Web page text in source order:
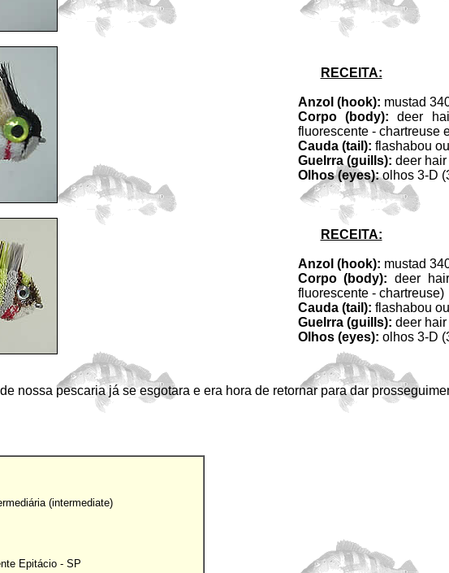
RECEITA:
Anzol (hook): mustad
Corpo (body): deer
fluorescente - chartreuse
Cauda (tail): flashabou
Guelrra (guills): deer
Olhos (eyes):olhos 3-D
RECEITA:
Anzol (hook): mustad
Corpo (body): deer
fluorescente - chartreuse)
Cauda (tail): flashabou
Guelrra (guills): deer
Olhos (eyes): olhos 3-D
pescaria já se esgotara e era hora de retornar para dar
(intermediate)
Epitácio - SP